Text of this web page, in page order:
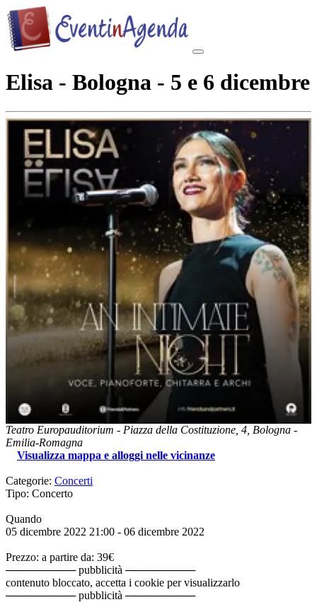
Elisa - Bologna - 5 e 6 dicembre
Teatro Europauditorium - Piazza della Costituzione, 4, Bologna -
Emilia-Romagna
Visualizza mappa e alloggi nelle vicinanze
Categorie: Concerti
Tipo: Concerto
Quando
05 dicembre 2022 21:00 - 06 dicembre 2022
Prezzo: a partire da: 39€
───────── pubblicità ─────────
contenuto bloccato, accetta i cookie per visualizzarlo
───────── pubblicità ─────────